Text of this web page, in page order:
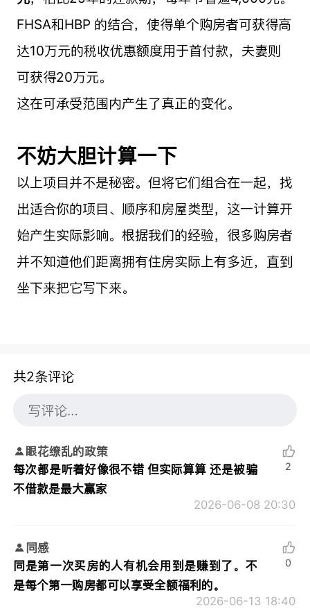
FHSA和HBP 的结合，使得单个购房者可获得高
达10万元的税收优惠额度用于首付款，夫妻则
可获得20万元。
这在可承受范围内产生了真正的变化。
不妨大胆计算一下
以上项目并不是秘密。但将它们组合在一起，找
出适合你的项目、顺序和房屋类型，这一计算开
始产生实际影响。根据我们的经验，很多购房者
并不知道他们距离拥有住房实际上有多近，直到
坐下来把它写下来。
共2条评论
眼花缭乱的政策
每次都是听着好像很不错 但实际算算 还是被骗
不借款是最大赢家
2026-06-08 20:30
2
同感
同是第一次买房的人有机会用到是赚到了。不
是每个第一购房都可以享受全额福利的。
2026-06-13 18:40
0